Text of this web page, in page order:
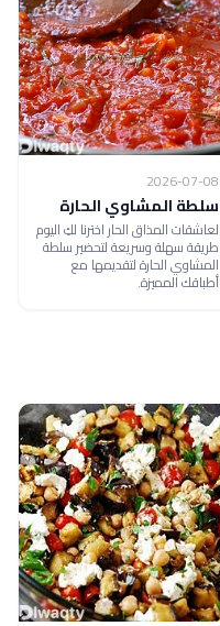
2026-07-08
سلطة المشاوي الحارة
لعاشقات المذاق الحار اخترنا لكِ اليوم
طريقة سهلة وسريعة لتحضير سلطة
المشاوي الحارة لتقديمها مع
أطباقك المميزة.